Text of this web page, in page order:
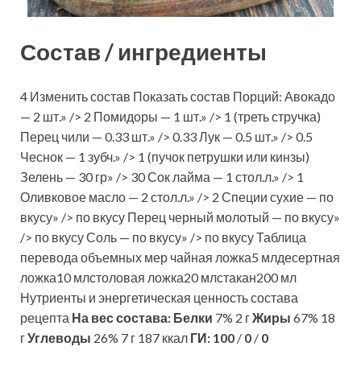
Состав / ингредиенты
4 Изменить состав Показать состав Порций: Авокадо
— 2 шт.» /> 2 Помидоры — 1 шт.» /> 1 (треть стручка)
Перец чили — 0.33 шт.» /> 0.33 Лук — 0.5 шт.» /> 0.5
Чеснок — 1 зубч.» /> 1 (пучок петрушки или кинзы)
Зелень — 30 гр» /> 30 Сок лайма — 1 стол.л.» /> 1
Оливковое масло — 2 стол.л.» /> 2 Специи сухие — по
вкусу» /> по вкусу Перец черный молотый — по вкусу»
/> по вкусу Соль — по вкусу» /> по вкусу Таблица
перевода объемных мер чайная ложка5 млдесертная
ложка10 млстоловая ложка20 млстакан200 мл
Нутриенты и энергетическая ценность состава
рецепта На вес состава: Белки 7% 2 гЖиры 67% 18
гУглеводы 26% 7 г 187 ккал ГИ: 100 / 0 / 0